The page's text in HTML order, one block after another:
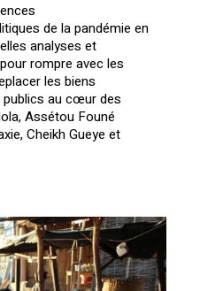
de la pandémie en
analyses et
rompre avec les
les biens
au cœur des
Assétou Founé
Cheikh Gueye et